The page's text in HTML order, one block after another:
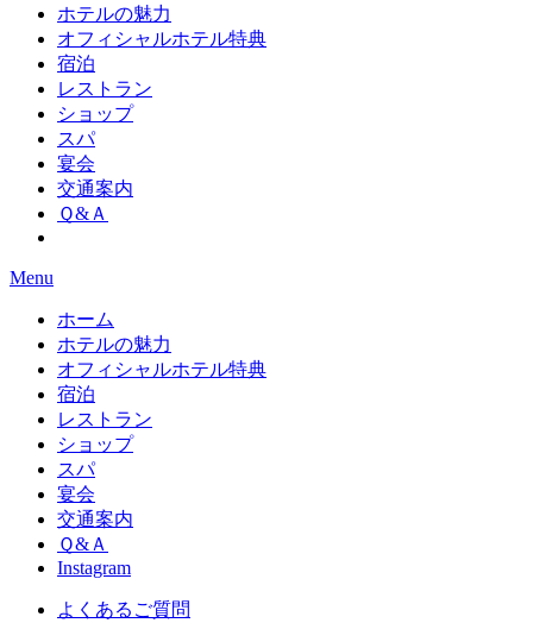
ホテルの魅力
オフィシャルホテル特典
宿泊
レストラン
ショップ
スパ
宴会
交通案内
Ｑ&Ａ
Menu
ホーム
ホテルの魅力
オフィシャルホテル特典
宿泊
レストラン
ショップ
スパ
宴会
交通案内
Ｑ&Ａ
Instagram
よくあるご質問